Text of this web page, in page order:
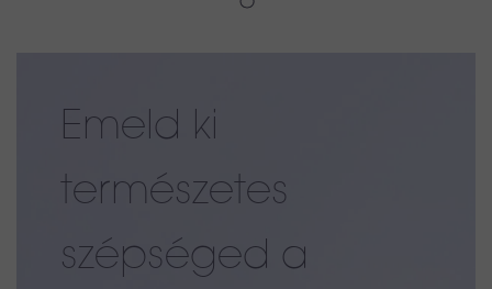
Emeld ki
természetes
szépséged a